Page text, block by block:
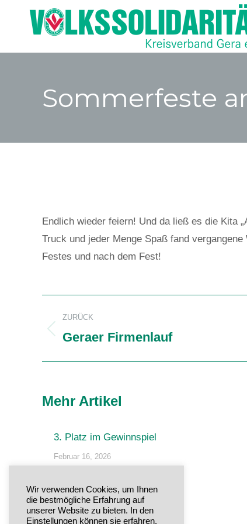
Sommerfeste
Endlich wieder feiern! Und da ließ es die Kita
Truck und jeder Menge Spaß fand
Festes und nach dem Fest!
Kommentarnavigation
ZURÜCK
Vorheriger
Geraer Firmenlauf
Mehr Artikel
3. Platz im Gewinnspiel
Februar 16, 2026
Sommerfest im Regenbogen
Juli 21, 2025
Wir verwenden Cookies, um Ihnen
die bestmögliche Erfahrung auf
unserer Website zu bieten. In den
Einstellungen können sie erfahren,